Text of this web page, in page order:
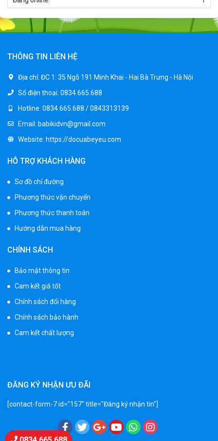
Xe ô tô điện trẻ em cảnh sát J2988
2.600.000 ₫
Xe ô tô điện trẻ em địa hình M666
2.850.000 ₫
Xe máy điện trẻ em BJQ-M03
1.650.000 ₫
1.530.000 ₫
1.950.000 ₫
Xe 3 bánh trẻ em 968
550.000 ₫
1.250.000 ₫
900.000 ₫
1.250.000 ₫
THÔNG TIN LIÊN HỆ
Địa chỉ: ĐC 1: 35 Ngõ 191 Minh Khai - Hai Bà Trưng - Hà Nội
Số điện thoại: 0834.665.688
Hotline: 0834.665.688 / 0843313139
Email: babikidvn@gmail.com
Website: https://docuabeyeu.com
HỖ TRỢ KHÁCH HÀNG
Sơ đồ chỉ đường
Phương thức vận chuyển
Phương thức thanh toán
Hướng dẫn mua hàng
CHÍNH SÁCH
Bảo mật thông tin
Cam kết giá tốt
Chính sách đổi hàng
Chính sách bảo hành
Cam kết chất lượng
ĐĂNG KÝ NHẬN ƯU ĐÃI
[contact-form-7 id="157" title="Đăng ký nhận tin"]
Chat Zalo